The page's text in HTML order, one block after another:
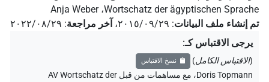
Wortschatz der ägyptischen Sprache،Anja Weber
تم إنشاء ملف البيانات: ٢٠١٥/٠٩/٢٩، آخر مراجعة: ٢٠٢٢/٠٨/٢٩
يرجى الاقتباس كـ:
(الاقتباس الكامل) نسخ الاقتباس
Doris Topmann، مع مساهمات من قبل AV Wortschatz der